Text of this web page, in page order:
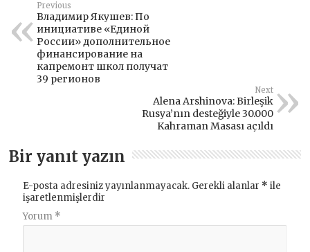
Previous
Владимир Якушев: По
инициативе «Единой
России» дополнительное
финансирование на
капремонт школ получат
39 регионов
Next
Alena Arshinova: Birleşik
Rusya’nın desteğiyle 30.000
Kahraman Masası açıldı
Bir yanıt yazın
E-posta adresiniz yayınlanmayacak. Gerekli alanlar * ile
işaretlenmişlerdir
Yorum *